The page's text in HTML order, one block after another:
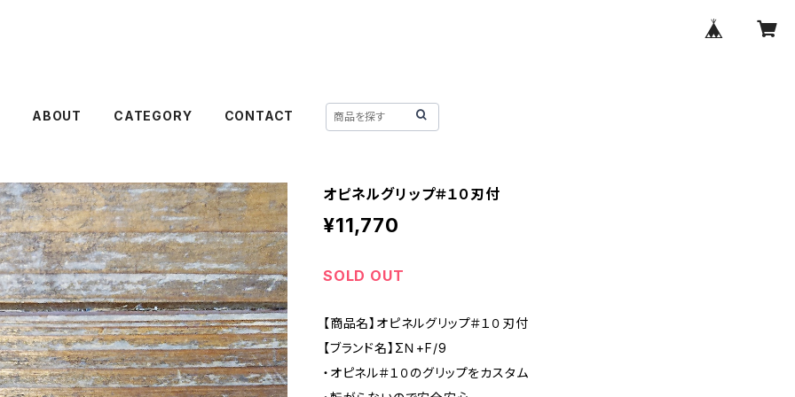
ABOUT CATEGORY CONTACT
オピネルグリップ＃１０刃付
¥11,770
SOLD OUT
【商品名】オピネルグリップ＃１０刃付
【ブランド名】ΣＮ+F/9
・オピネル＃１０のグリップをカスタム